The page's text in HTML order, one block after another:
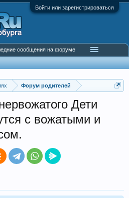
Войти или зарегистрироваться
Форум родителей
Дети
с вожатыми и
сообщения на форуме